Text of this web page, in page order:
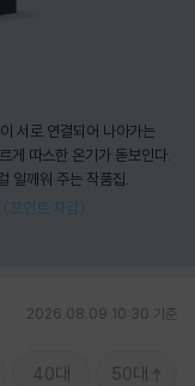
서로 연결되어 나아가는
게 따스한 온기가 돋보인다.
일깨워 주는 작품집.
포인트 차감)
2026.08.09 10:30 기준
40대 50대